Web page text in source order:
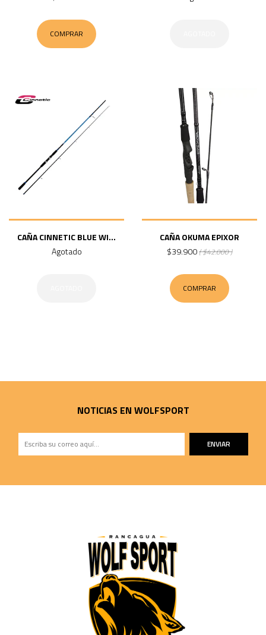
COMPRAR
CAÑA CINNETIC BLUE WI...
Agotado
CAÑA OKUMA EPIXOR
$39.900( $42.000 )
COMPRAR
NOTICIAS EN WOLFSPORT
ENVIAR